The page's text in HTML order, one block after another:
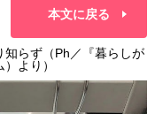
本文に戻る
知らず（Ph／『暮らしが
より）